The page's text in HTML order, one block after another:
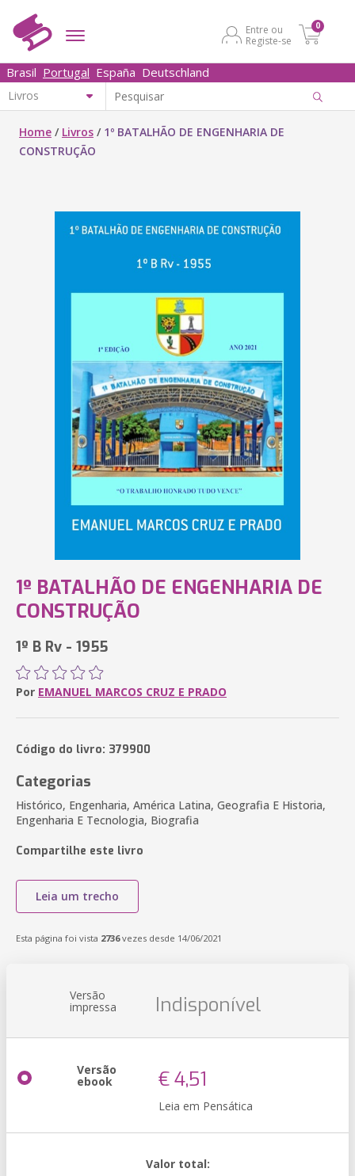
Entre ou
Registe-se
0
Brasil Portugal España Deutschland
Home / Livros / 1º BATALHÃO DE ENGENHARIA DE
CONSTRUÇÃO
1º BATALHÃO DE ENGENHARIA DE
CONSTRUÇÃO
1º B Rv - 1955
Por EMANUEL MARCOS CRUZ E PRADO
Código do livro: 379900
Categorias
Histórico, Engenharia, América Latina, Geografia E Historia,
Engenharia E Tecnologia, Biografia
Compartilhe este livro
Leia um trecho
Esta página foi vista 2736vezes desde 14/06/2021
Versão
impressa Indisponível
Versão
ebook € 4,51
Leia em Pensática
Valor total: